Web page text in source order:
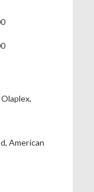
, American